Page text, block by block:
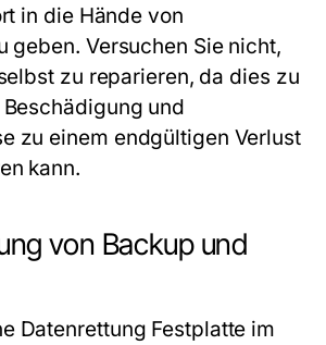
in die Hände von
geben. Versuchen Sie nicht,
zu reparieren, da dies zu
und
zu einem endgültigen Verlust
kann.
von Backup und
Datenrettung Festplatte im